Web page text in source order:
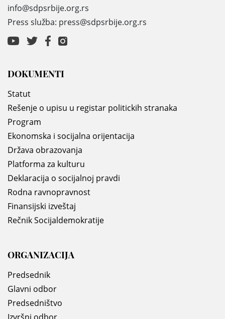
info@sdpsrbije.org.rs
Press služba: press@sdpsrbije.org.rs
DOKUMENTI
Statut
Rešenje o upisu u registar politickih stranaka
Program
Ekonomska i socijalna orijentacija
Država obrazovanja
Platforma za kulturu
Deklaracija o socijalnoj pravdi
Rodna ravnopravnost
Finansijski izveštaj
Rečnik Socijaldemokratije
ORGANIZACIJA
Predsednik
Glavni odbor
Predsedništvo